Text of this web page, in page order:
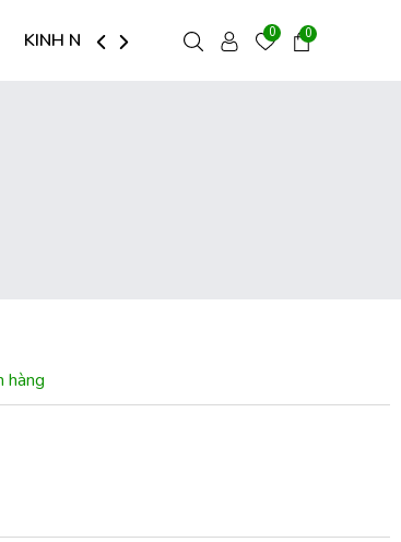
KINH NGHIỆM HAY LIÊN HỆ
0 0
hàng